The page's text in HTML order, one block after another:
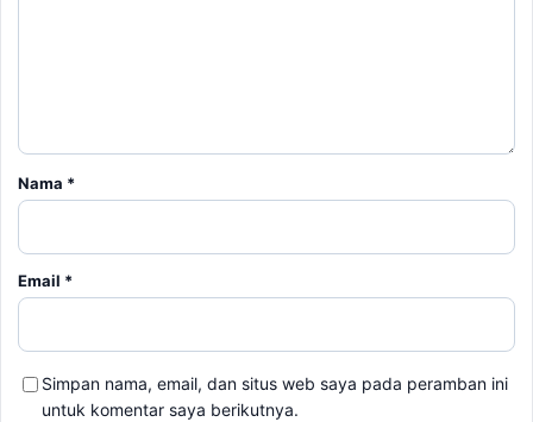
Nama *
Email *
Simpan nama, email, dan situs web saya pada peramban ini
untuk komentar saya berikutnya.